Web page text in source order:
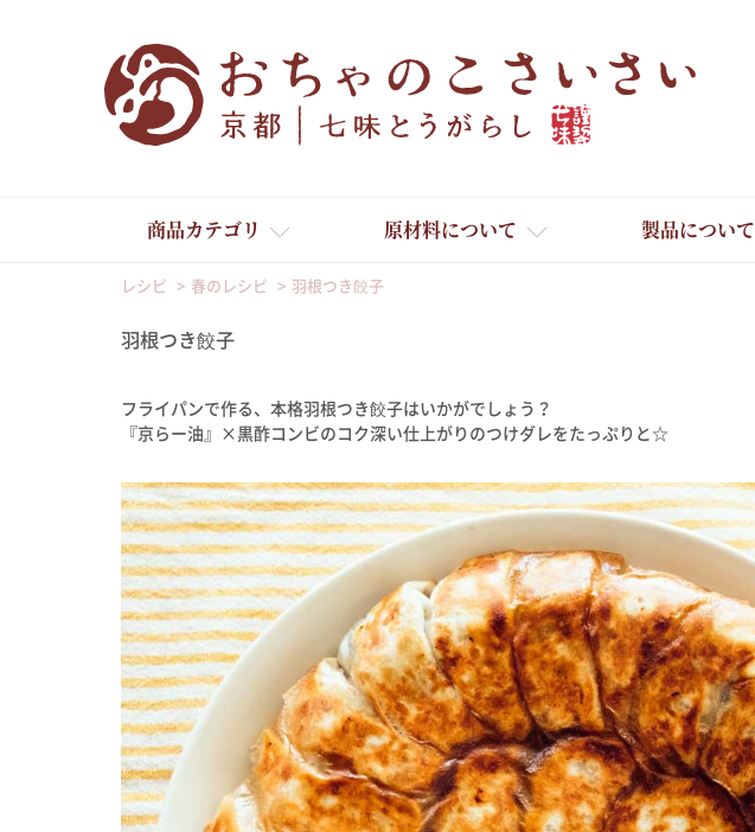
商品カテゴリ
舞妓はんひぃ～ひぃ～
京の七味とうがらし
柚子薬味・山椒
ラー油
ふりかけ
ひとふり小分け袋
おだし
お菓子
国産・鷹の爪
原材料について 製品について
レシピ 春のレシピ 羽根つき餃子
羽根つき餃子
フライパンで作る、本格羽根つき餃子はいかがでしょう？
『京らー油』×黒酢コンビのコク深い仕上がりのつけダレをたっぷりと☆